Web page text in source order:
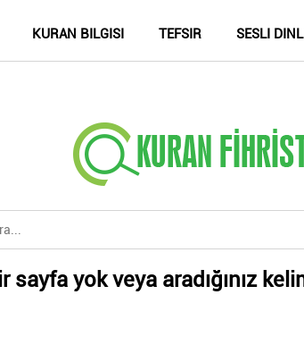
KURAN BILGISI TEFSIR SESLI
sayfa yok veya aradığınız